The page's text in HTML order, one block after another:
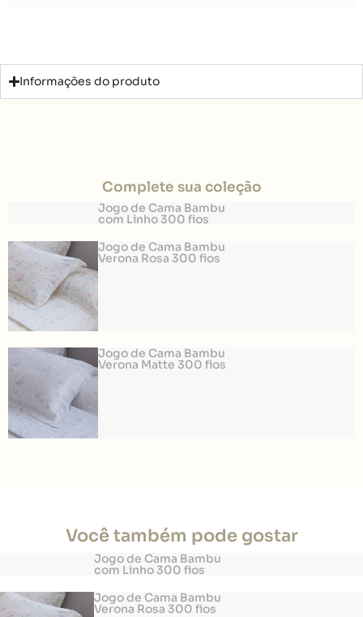
Informações do produto
Complete sua coleção
Jogo de Cama Bambu
com Linho 300 fios
Jogo de Cama Bambu
Verona Rosa 300 fios
Jogo de Cama Bambu
Verona Matte 300 fios
Você também pode gostar
Jogo de Cama Bambu
com Linho 300 fios
Jogo de Cama Bambu
Verona Rosa 300 fios